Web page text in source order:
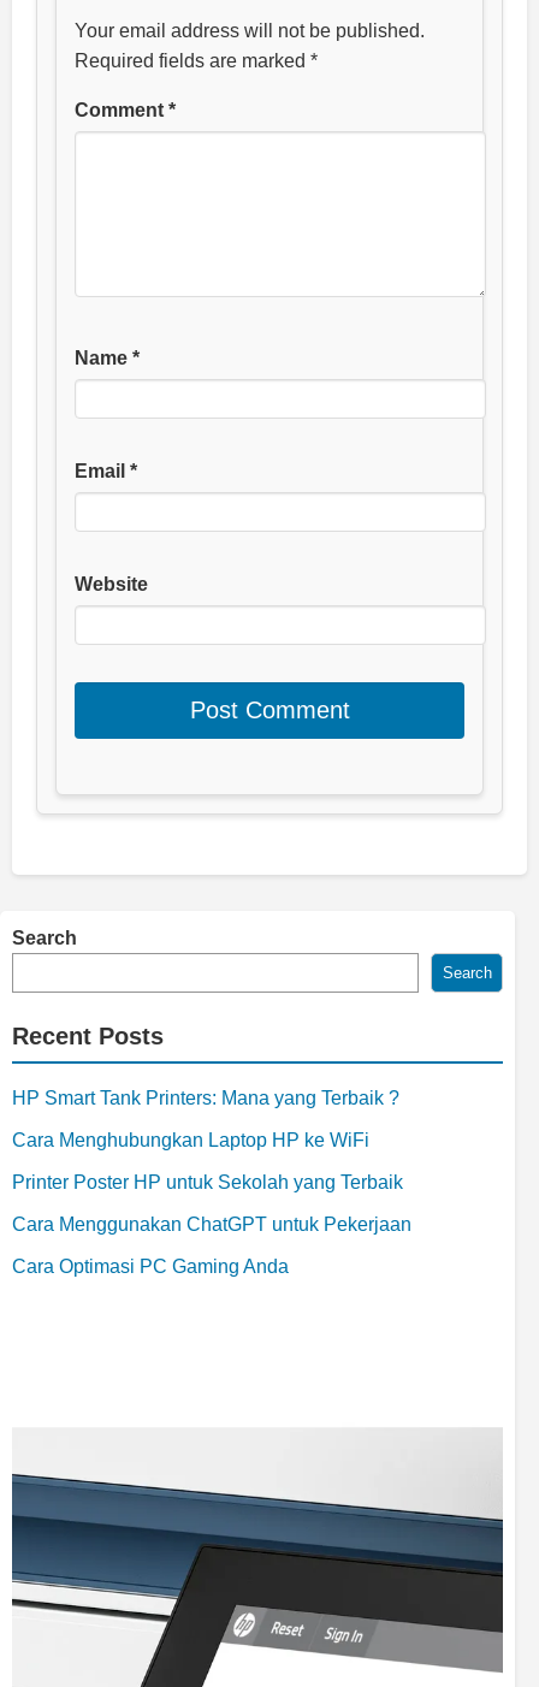
Your email address will not be published.
Required fields are marked *
Comment *
Name *
Email *
Website
Search
Search
Recent Posts
HP Smart Tank Printers: Mana yang Terbaik ?
Cara Menghubungkan Laptop HP ke WiFi
Printer Poster HP untuk Sekolah yang Terbaik
Cara Menggunakan ChatGPT untuk Pekerjaan
Cara Optimasi PC Gaming Anda